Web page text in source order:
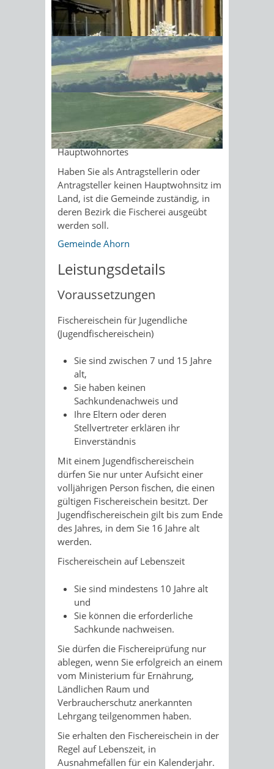
Sonnenschein am Morgen im
Ahornwald
Zusätzlich zum Fischereischein
brauchen Sie die Erlaubnis der Person,
die das Fischereirecht für das
Gewässer besitzt.
Zuständige Stelle
die Gemeinde-/Stadtverwaltung
beziehungsweise die
Verwaltungsgemeinschaft des
Hauptwohnortes
Haben Sie als Antragstellerin oder
Antragsteller keinen Hauptwohnsitz im
Land, ist die Gemeinde zuständig, in
deren Bezirk die Fischerei ausgeübt
werden soll.
Gemeinde Ahorn
Leistungsdetails
Voraussetzungen
Fischereischein für Jugendliche
(Jugendfischereischein)
Sie sind zwischen 7 und 15 Jahre
alt,
Sie haben keinen
Sachkundenachweis und
Ihre Eltern oder deren
Stellvertreter erklären ihr
Einverständnis
Mit einem Jugendfischereischein
dürfen Sie nur unter Aufsicht einer
volljährigen Person fischen, die einen
gültigen Fischereischein besitzt. Der
Jugendfischereischein gilt bis zum Ende
des Jahres, in dem Sie 16 Jahre alt
werden.
Fischereischein auf Lebenszeit
Sie sind mindestens 10 Jahre alt
und
Sie können die erforderliche
Sachkunde nachweisen.
Sie dürfen die Fischereiprüfung nur
ablegen, wenn Sie erfolgreich an einem
vom Ministerium für Ernährung,
Ländlichen Raum und
Verbraucherschutz anerkannten
Lehrgang teilgenommen haben.
Sie erhalten den Fischereischein in der
Regel auf Lebenszeit, in
Ausnahmefällen für ein Kalenderjahr.